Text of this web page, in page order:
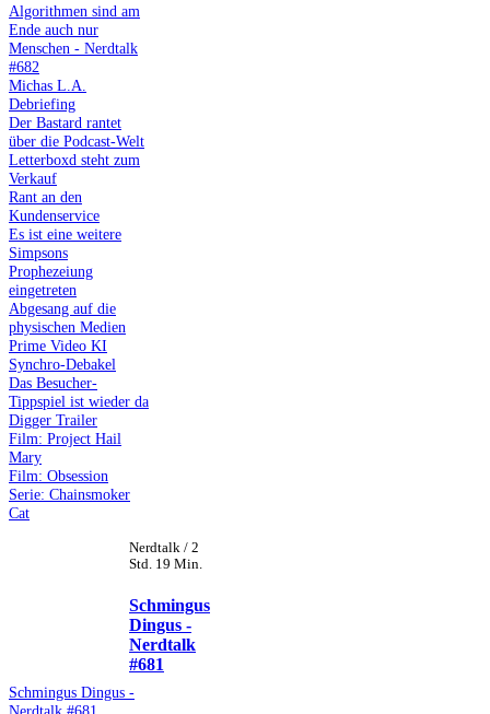
Algorithmen sind am
Ende auch nur
Menschen - Nerdtalk
#682
Michas L.A.
Debriefing
Der Bastard rantet
über die Podcast-Welt
Letterboxd steht zum
Verkauf
Rant an den
Kundenservice
Es ist eine weitere
Simpsons
Prophezeiung
eingetreten
Abgesang auf die
physischen Medien
Prime Video KI
Synchro-Debakel
Das Besucher-
Tippspiel ist wieder da
Digger Trailer
Film: Project Hail
Mary
Film: Obsession
Serie: Chainsmoker
Cat
Nerdtalk / 2
Std. 19 Min.
Schmingus
Dingus -
Nerdtalk
#681
Schmingus Dingus -